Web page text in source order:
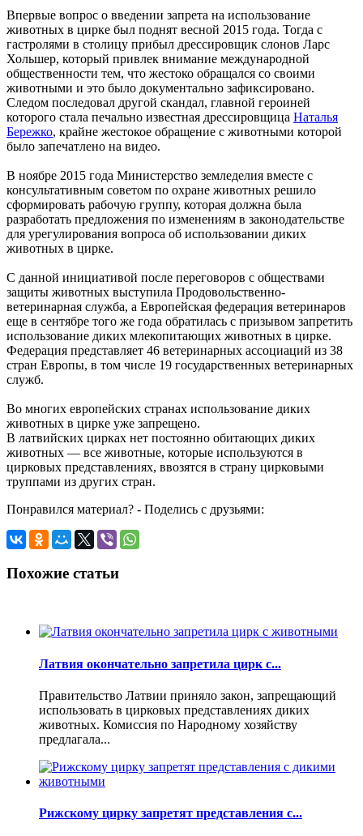
Впервые вопрос о введении запрета на использование
животных в цирке был поднят весной 2015 года. Тогда с
гастролями в столицу прибыл дрессировщик слонов Ларс
Хольшер, который привлек внимание международной
общественности тем, что жестоко обращался со своими
животными и это было документально зафиксировано.
Следом последовал другой скандал, главной героиней
которого стала печально известная дрессировщица Наталья
Бережко, крайне жестокое обращение с животными которой
было запечатлено на видео.
В ноябре 2015 года Министерство земледелия вместе с
консультативным советом по охране животных решило
сформировать рабочую группу, которая должна была
разработать предложения по изменениям в законодательстве
для урегулирования вопроса об использовании диких
животных в цирке.
С данной инициативой после переговоров с обществами
защиты животных выступила Продовольственно-
ветеринарная служба, а Европейская федерация ветеринаров
еще в сентябре того же года обратилась с призывом запретить
использование диких млекопитающих животных в цирке.
Федерация представляет 46 ветеринарных ассоциаций из 38
стран Европы, в том числе 19 государственных ветеринарных
служб.
Во многих европейских странах использование диких
животных в цирке уже запрещено.
В латвийских цирках нет постоянно обитающих диких
животных — все животные, которые используются в
цирковых представлениях, ввозятся в страну цирковыми
труппами из других стран.
Понравился материал? - Поделись с друзьями:
Похожие статьи
Латвия окончательно запретила цирк с...
Правительство Латвии приняло закон, запрещающий
использовать в цирковых представлениях диких
животных. Комиссия по Народному хозяйству
предлагала...
Рижскому цирку запретят представления с...